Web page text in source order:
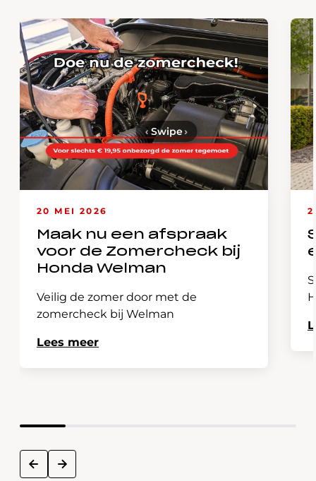
20 MEI 2026
Maak nu een afspraak
voor de Zomercheck bij
Honda Welman
Veilig de zomer door met de
zomercheck bij Welman
Lees meer
prev next
‹ Swipe›